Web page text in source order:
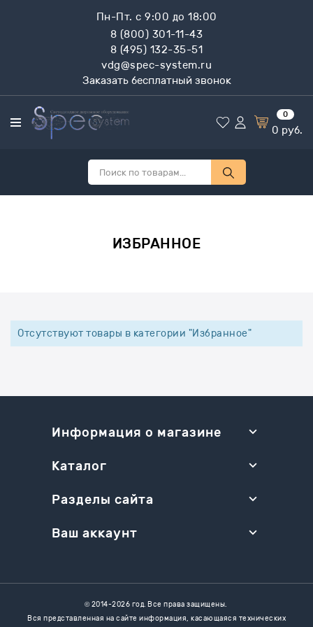
Пн-Пт. с 9:00 до 18:00
8 (800) 301-11-43
8 (495) 132-35-51
vdg@spec-system.ru
Заказать бесплатный звонок
0
0 руб.
ИЗБРАННОЕ
Отсутствуют товары в категории "Избранное"
Информация о магазине
Каталог
Разделы сайта
Ваш аккаунт
© 2014-2026 год. Все права защищены.
Вся представленная на сайте информация, касающаяся технических